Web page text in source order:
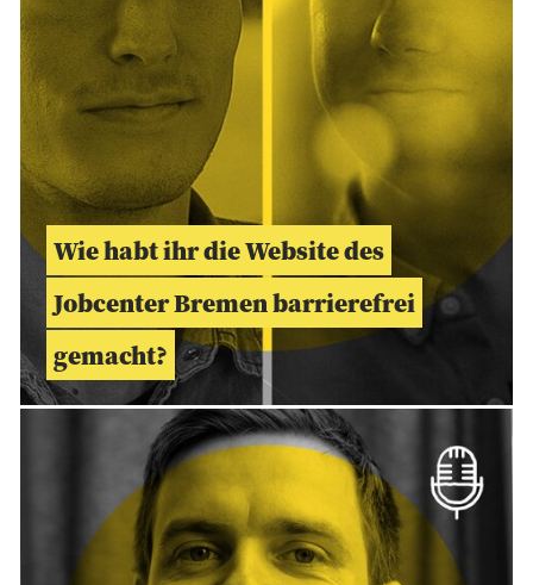
Wie habt ihr die Website des
Jobcenter Bremen barrierefrei
gemacht?